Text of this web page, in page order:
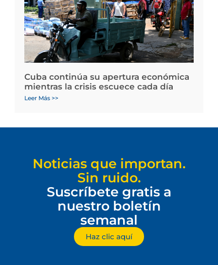
Cuba continúa su apertura económica
mientras la crisis escuece cada día
Leer Más >>
Noticias que importan.
Sin ruido.
Suscríbete gratis a
nuestro boletín
semanal
Haz clic aquí